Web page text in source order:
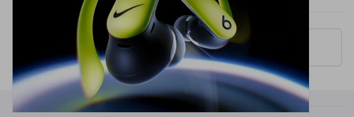
More ▾